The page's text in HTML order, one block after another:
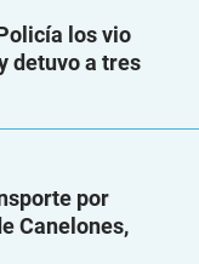
los vio
detuvo a tres
por
Canelones,